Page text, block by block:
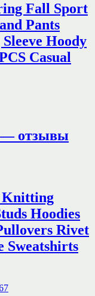
Fall Sport
Pants
Hoody
Casual
— отзывы
Knitting
Hoodies
Rivet
Sweatshirts